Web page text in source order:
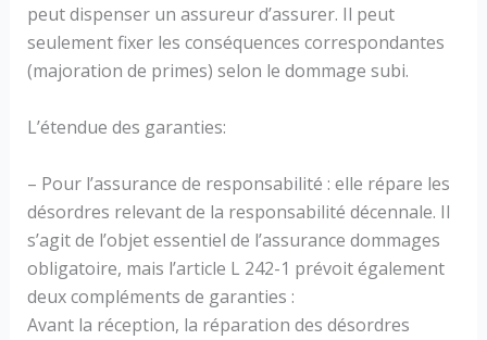
peut dispenser un assureur d’assurer. Il peut
seulement fixer les conséquences correspondantes
(majoration de primes) selon le dommage subi.
L’étendue des garanties:
– Pour l’assurance de responsabilité : elle répare les
désordres relevant de la responsabilité décennale. Il
s’agit de l’objet essentiel de l’assurance dommages
obligatoire, mais l’article L 242-1 prévoit également
deux compléments de garanties :
Avant la réception, la réparation des désordres